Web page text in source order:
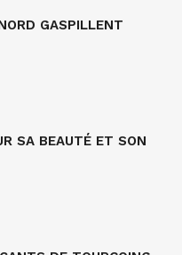
GASPILLENT
SA BEAUTÉ ET SON